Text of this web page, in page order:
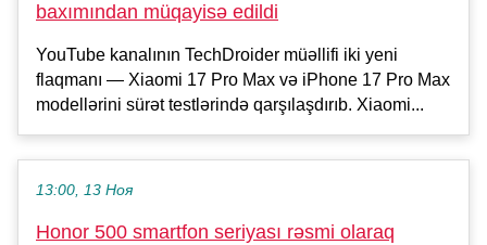
baxımından müqayisə edildi
YouTube kanalının TechDroider müəllifi iki yeni
flaqmanı — Xiaomi 17 Pro Max və iPhone 17 Pro Max
modellərini sürət testlərində qarşılaşdırıb. Xiaomi...
13:00, 13 Ноя
Honor 500 smartfon seriyası rəsmi olaraq